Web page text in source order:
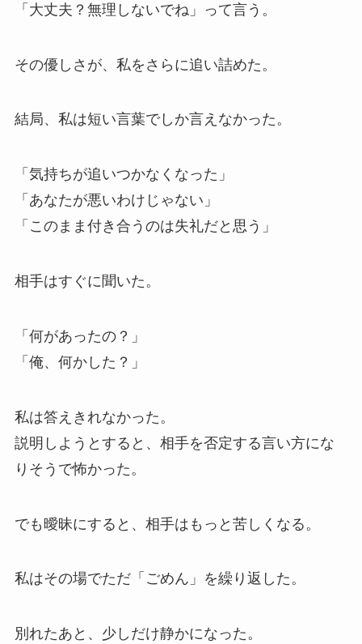
「大丈夫？無理しないでね」って言う。
その優しさが、私をさらに追い詰めた。
結局、私は短い言葉でしか言えなかった。
「気持ちが追いつかなくなった」
「あなたが悪いわけじゃない」
「このまま付き合うのは失礼だと思う」
相手はすぐに聞いた。
「何があったの？」
「俺、何かした？」
私は答えきれなかった。
説明しようとすると、相手を否定する言い方にな
りそうで怖かった。
でも曖昧にすると、相手はもっと苦しくなる。
私はその場でただ「ごめん」を繰り返した。
別れたあと、少しだけ静かになった。